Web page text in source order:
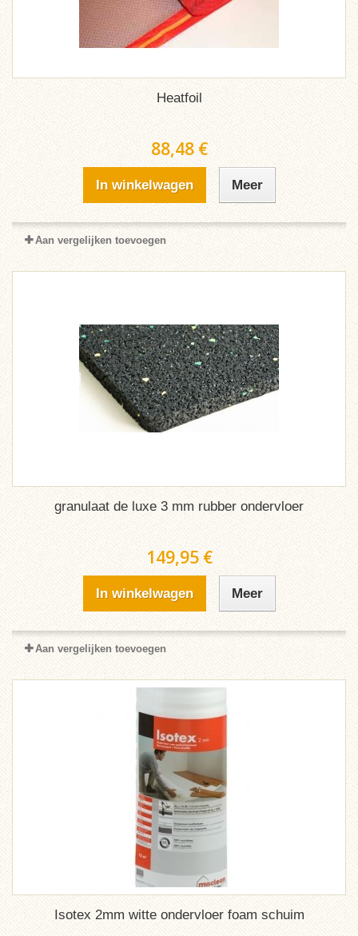
Heatfoil
88,48 €
In winkelwagen Meer
Aan vergelijken toevoegen
granulaat de luxe 3 mm rubber ondervloer
149,95 €
In winkelwagen Meer
Aan vergelijken toevoegen
Isotex 2mm witte ondervloer foam schuim